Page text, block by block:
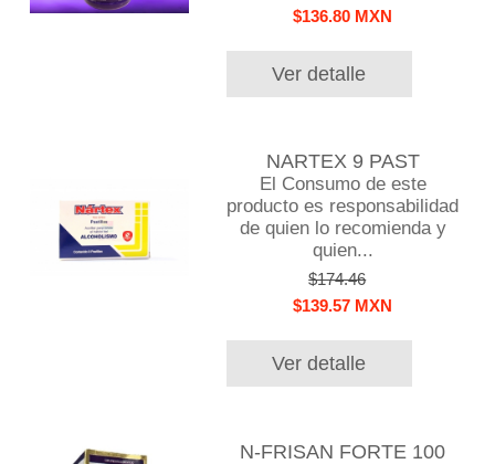
$136.80 MXN
Ver detalle
NARTEX 9 PAST
El Consumo de este
producto es responsabilidad
de quien lo recomienda y
quien...
$174.46
$139.57 MXN
Ver detalle
N-FRISAN FORTE 100